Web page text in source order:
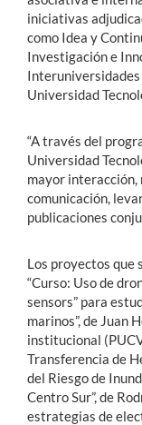
iniciativas
como Idea y
Investigación e
Universidad
“A través del
Universidad
mayor interacción,
comunicación,
publicaciones
Los proyectos que
“Curso: Uso de
sensors” para
marinos”, de Juan
institucional
Transferencia de
del Riesgo de
Centro Sur”, de
estrategias de